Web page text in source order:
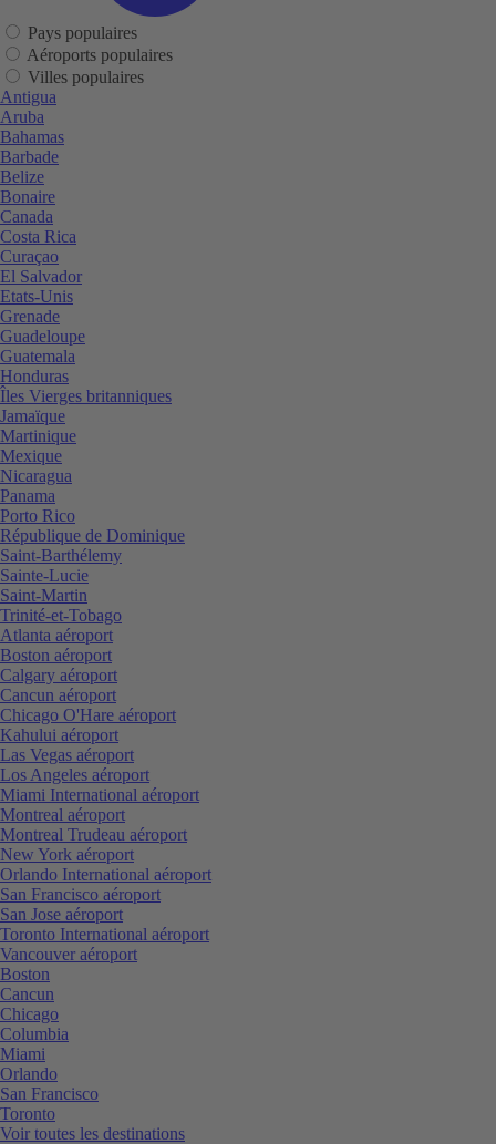
Pays populaires
Aéroports populaires
Villes populaires
Antigua
Aruba
Bahamas
Barbade
Belize
Bonaire
Canada
Costa Rica
Curaçao
El Salvador
Etats-Unis
Grenade
Guadeloupe
Guatemala
Honduras
Îles Vierges britanniques
Jamaïque
Martinique
Mexique
Nicaragua
Panama
Porto Rico
République de Dominique
Saint-Barthélemy
Sainte-Lucie
Saint-Martin
Trinité-et-Tobago
Atlanta aéroport
Boston aéroport
Calgary aéroport
Cancun aéroport
Chicago O'Hare aéroport
Kahului aéroport
Las Vegas aéroport
Los Angeles aéroport
Miami International aéroport
Montreal aéroport
Montreal Trudeau aéroport
New York aéroport
Orlando International aéroport
San Francisco aéroport
San Jose aéroport
Toronto International aéroport
Vancouver aéroport
Boston
Cancun
Chicago
Columbia
Miami
Orlando
San Francisco
Toronto
Voir toutes les destinations